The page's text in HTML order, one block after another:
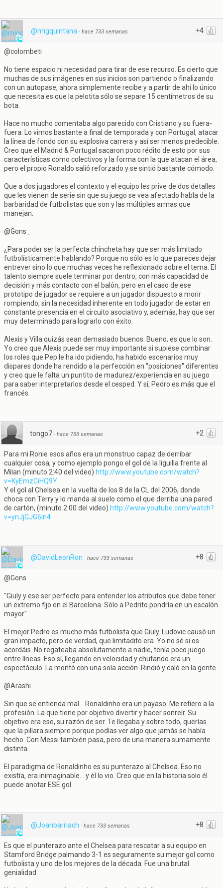
+4
@migquintana · hace 733 semanas
@colombeti
No tiene espacio ni necesidad para tirar de ese recurso. Es cierto que
muchas de sus imágenes en sus inicios son partiendo o finalizando
con un autopase, ahora simplemente recibe y a partir de ahí lo único
que necesita es que la pelotita sólo se separe 15 centímetros de su
bota.
Hace no mucho comentaba algo parecido con Cristiano y su fuera-
fuera. Lo vimos bastante a final de temporada y con Portugal, atacar
la línea de fondo con su explosiva carrera y así ser menos predecible.
Creo que el Madrid & Portugal sacaron poco rédito de esto por sus
características como colectivos y la forma con la que atacan el área,
pero el propio Ronaldo salió reforzado y se sintió bastante cómodo.
Que a dos jugadores el contexto y el equipo les prive de dos detalles
que les vienen de serie sin que su juego se vea afectado habla de la
barbaridad de futbolistas que son y las múltiples armas que
manejan.
@Gons_
¿Para poder ser la perfecta chincheta hay que ser más limitado
futbolísticamente hablando? Porque no sólo es lo que pareces dejar
entrever sino lo que muchas veces he reflexionado sobre el tema. El
talento siempre suele terminar por dentro, con más capacidad de
decisión y más contacto con el balón, pero en el caso de ese
prototipo de jugador se requiere a un jugador dispuesto a morir
rompiendo, sin la necesidad inherente en todo jugador de estar en
constante presencia en el circuito asociativo y, además, hay que ser
muy determinado para lograrlo con éxito.
Alexis y Villa quizás sean demasiado buenos. Bueno, es que lo son.
Yo creo que Alexis puede ser muy importante si supiese combinar
los roles que Pep le ha ido pidiendo, ha habido escenarios muy
dispares donde ha rendido a la perfección en ''posiciones'' diferentes
y creo que le falta un puntito de madurez/experiencia en su juego
para saber interpretarlos desde el cesped. Y sí, Pedro es más que el
francés.
+2
tongo7 · hace 733 semanas
Para mi Ronie esos años era un monstruo capaz de derribar
cualquier cosa, y como ejemplo pongo el gol de la liguilla frente al
Milan (minuto 2:40 del video) http://www.youtube.com/watch?
v=KyEmzCiHQ9Y
Y el gol al Chelsea en la vuelta de los 8 de la CL del 2006, donde
choca con Terry y lo manda al suelo como el que derriba una pared
de cartón, (minuto 2:00 del video) http://www.youtube.com/watch?
v=ynJjGJG6ln4
+8
@DavidLeonRon · hace 733 semanas
@Gons
"Giuly y ese ser perfecto para entender los atributos que debe tener
un extremo fijo en el Barcelona. Sólo a Pedrito pondría en un escalón
mayor"
El mejor Pedro es mucho más futbolista que Giuly. Ludovic causó un
gran impacto, pero de verdad, que limitadito era. Yo no sé si os
acordáis. No regateaba absolutamente a nadie, tenía poco juego
entre líneas. Eso sí, llegando en velocidad y chutando era un
espectáculo. La montó con una sola acción. Rindió y caló en la gente.
@Arashi
Sin que se entienda mal... Ronaldinho era un payaso. Me refiero a la
profesión. La que tiene por objetivo divertir y hacer sonreír. Su
objetivo era ese, su razón de ser. Te llegaba y sobre todo, querías
que la pillara siempre porque podías ver algo que jamás se había
hecho. Con Messi también pasa, pero de una manera sumamente
distinta.
El paradigma de Ronaldinho es su punterazo al Chelsea. Eso no
existía, era inimaginable... y él lo vio. Creo que en la historia solo él
puede anotar ESE gol.
+8
@Joanbarriach · hace 733 semanas
Es que el punterazo ante el Chelsea para rescatar a su equipo en
Stamford Bridge palmando 3-1 es seguramente su mejor gol como
futbolista y uno de los mejores de la década. Fue una brutal
genialidad.